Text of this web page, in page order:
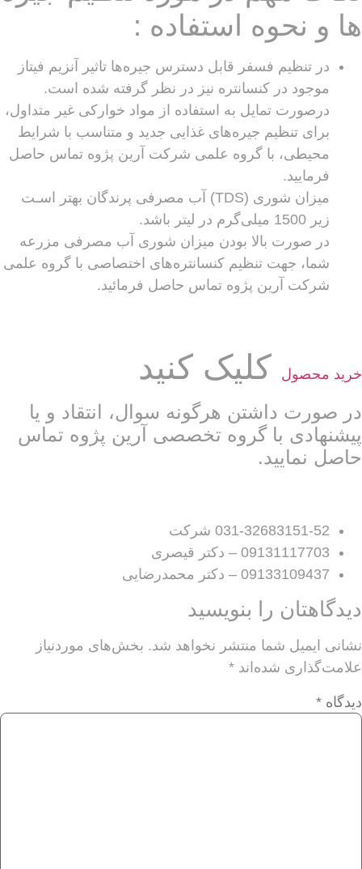
ها و نحوه استفاده :
در تنظیم فسفر قابل دسترس جیره‌ها تاثیر آنزیم فیتاز
موجود در کنسانتره نیز در نظر گرفته شده است.
درصورت تمایل به استفاده از مواد خوارکی غیر متداول،
برای تنظیم جیره‌های غذایی جدید و متناسب با شرایط
محیطی، با گروه علمی شرکت آرین پژوه تماس حاصل
فرمایید.
میزان شوری (TDS) آب مصرفی پرندگان بهتر اسـت
زیر 1500 میلی‌گرم در لیتر باشد.
در صورت بالا بودن میزان شوری آب مصرفی مزرعه
شما، جهت تنظیم کنسانتره‌های اختصاصی با گروه علمی
شرکت آرین پژوه تماس حاصل فرمائید.
خرید محصول کلیک کنید
در صورت داشتن هرگونه سوال‌، انتقاد و یا
پیشنهادی با گروه تخصصی آرین پژوه تماس
حاصل نمایید.
031-32683151-52 شرکت
09131117703 – دکتر قیصری
09133109437 – دکتر محمدرضایی
دیدگاهتان را بنویسید
نشانی ایمیل شما منتشر نخواهد شد. بخش‌های موردنیاز
علامت‌گذاری شده‌اند *
دیدگاه *